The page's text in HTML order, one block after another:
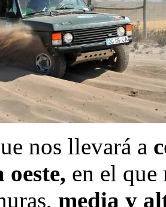
nos llevará a
oeste, en el
media y